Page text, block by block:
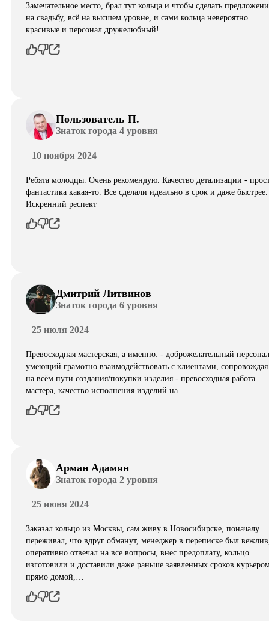
Замечательное место, брал тут кольца и чтобы сделать
на свадьбу, всё на высшем уровне, и сами кольца невероятно
красивые и персонал дружелюбный!
Пользователь П.
Знаток города 4 уровня
10 ноября 2024
Ребята молодцы. Очень рекомендую. Качество детализации -
фантастика какая-то. Все сделали идеально в срок и даже быстрее.
Искренний респект
Дмитрий Литвинов
Знаток города 6 уровня
25 июля 2024
Превосходная мастерская, а именно: - доброжелательный
умеющий грамотно взаимодействовать с клиентами,
на всём пути создания/покупки изделия - превосходная работа
мастера, качество исполнения изделий на…
Арман Адамян
Знаток города 2 уровня
25 июня 2024
Заказал кольцо из Москвы, сам живу в Новосибирске, поначалу
переживал, что вдруг обманут, менеджер в переписке был
оперативно отвечал на все вопросы, внес предоплату, кольцо
изготовили и доставили даже раньше заявленных сроков
прямо домой,…